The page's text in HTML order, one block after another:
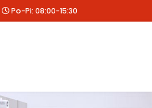
Po-Pi: 08:00-15:30